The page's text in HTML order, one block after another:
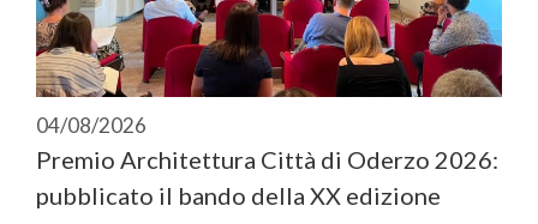
04/08/2026
Premio Architettura Città di Oderzo 2026:
pubblicato il bando della XX edizione